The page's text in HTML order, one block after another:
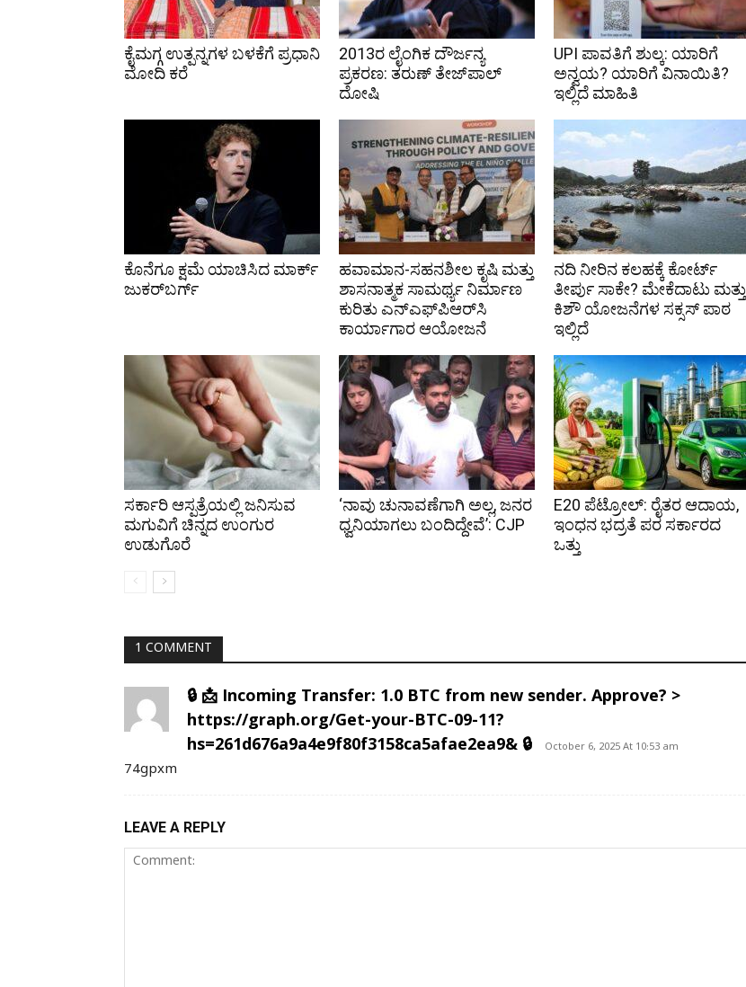
ಕೈಮಗ್ಗ ಉತ್ಪನ್ನಗಳ ಬಳಕೆಗೆ ಪ್ರಧಾನಿ
ಮೋದಿ ಕರೆ
2013ರ ಲೈಂಗಿಕ ದೌರ್ಜನ್ಯ
ಪ್ರಕರಣ: ತರುಣ್ ತೇಜ್‌ಪಾಲ್
ದೋಷಿ
UPI ಪಾವತಿಗೆ ಶುಲ್ಕ: ಯಾರಿಗೆ
ಅನ್ವಯ? ಯಾರಿಗೆ ವಿನಾಯಿತಿ?
ಇಲ್ಲಿದೆ ಮಾಹಿತಿ
ಕೊನೆಗೂ ಕ್ಷಮೆ ಯಾಚಿಸಿದ ಮಾರ್ಕ್
ಜುಕರ್‌ಬರ್ಗ್
ಹವಾಮಾನ-ಸಹನಶೀಲ ಕೃಷಿ ಮತ್ತು
ಶಾಸನಾತ್ಮಕ ಸಾಮರ್ಥ್ಯ ನಿರ್ಮಾಣ
ಕುರಿತು ಎನ್‌ಎಫ್‌ಪಿಆರ್‌ಸಿ
ಕಾರ್ಯಾಗಾರ ಆಯೋಜನೆ
ನದಿ ನೀರಿನ ಕಲಹಕ್ಕೆ ಕೋರ್ಟ್
ತೀರ್ಪು ಸಾಕೇ? ಮೇಕೆದಾಟು ಮತ್ತು
ಕಿಶೌ ಯೋಜನೆಗಳ ಸಕ್ಸಸ್ ಪಾಠ
ಇಲ್ಲಿದೆ
ಸರ್ಕಾರಿ ಆಸ್ಪತ್ರೆಯಲ್ಲಿ ಜನಿಸುವ
ಮಗುವಿಗೆ ಚಿನ್ನದ ಉಂಗುರ
ಉಡುಗೊರೆ
‘ನಾವು ಚುನಾವಣೆಗಾಗಿ ಅಲ್ಲ, ಜನರ
ಧ್ವನಿಯಾಗಲು ಬಂದಿದ್ದೇವೆ’: CJP
E20 ಪೆಟ್ರೋಲ್: ರೈತರ ಆದಾಯ,
ಇಂಧನ ಭದ್ರತೆ ಪರ ಸರ್ಕಾರದ
ಒತ್ತು
1 COMMENT
🔒 📩 Incoming Transfer: 1.0 BTC from new sender. Approve? >
https://graph.org/Get-your-BTC-09-11?
hs=261d676a9a4e9f80f3158ca5afae2ea9& 🔒
October 6, 2025 At 10:53 am
74gpxm
LEAVE A REPLY